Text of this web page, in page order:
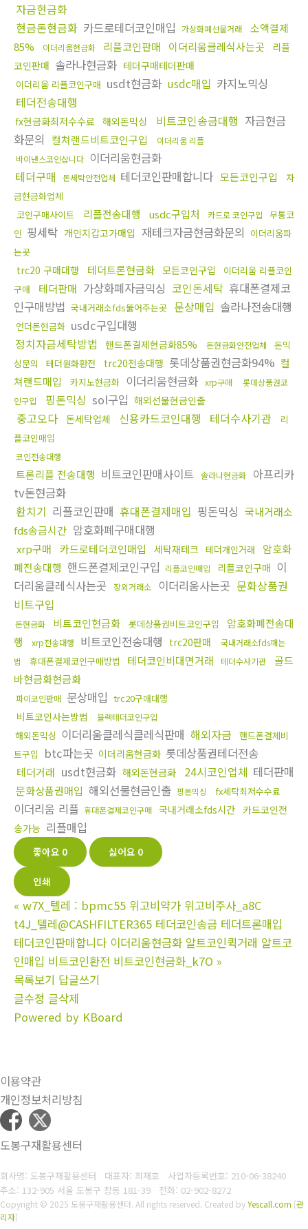
자금현금화
현금돈현금화 카드로테더코인매입 가상화폐선물거래
소액결제
85%
이더리움현금화 리플코인판매 이더리움클레식사는곳
리플
코인판매 솔라나현금화 테더구매테더판매
이더리움 리플코인구매 usdt현금화 usdc매입 카지노믹싱
테더전송대행
fx현금화최저수수료 해외돈믹싱 비트코인송금대행 자금현금
화문의
컬쳐랜드비트코인구입
이더리움 리플
바이낸스코인삽니다 이더리움현금화
테더구매
돈세탁안전업체 테더코인판매합니다 모든코인구입
자
금현금화업체
코인구매사이트
리플전송대행 usdc구입처 카드로 코인구입
무통코
인 핑세탁 개인지갑고가매입 재테크자금현금화문의 이더리움파
는곳
trc20 구매대행 테더트론현금화 모든코인구입
이더리움 리플코인
구매
테더판매 가상화폐자금믹싱 코인돈세탁 휴대폰결제코
인구매방법 국내거래소fds뚫어주는곳 문상매입 솔라나전송대행
언더돈현금화 usdc구입대행
정치자금세탁방법
핸드폰결제현금화85% 돈현금화안전업체
돈믹
싱문의
테더원화환전 trc20전송대행 롯데상품권현금화94% 컬
쳐랜드매입
카지노현금화 이더리움현금화 xrp구매
롯데상품권코
인구입
핑돈믹싱 sol구입 해외선물현금인출
중고오다 돈세탁업체 신용카드코인대행 테더수사기관
리
플코인매입
코인전송대행
트론리플 전송대행 비트코인판매사이트 솔라나현금화
아프리카
tv돈현금화
환치기 리플코인판매 휴대폰결제매입 핑돈믹싱 국내거래소
fds송금시간 암호화폐구매대행
xrp구매 카드로테더코인매입 세탁재테크 테더개인거래
암호화
폐전송대행 핸드폰결제코인구입 리플코인매입 리플코인구매 이
더리움클레식사는곳
장외거래소 이더리움사는곳 문화상품권
비트구입
돈현금화 비트코인현금화 롯데상품권비트코인구입
암호화폐전송대
행
xrp전송대행 비트코인전송대행 trc20판매
국내거래소fds깨는
법
휴대폰결제코인구매방법 테더코인비대면거래 테더수사기관
골드
바현금화현금화
파이코인판매 문상매입 trc20구매대행
비트코인사는방법 블랙테더코인구입
해외돈믹싱 이더리움클레식클레식판매 해외자금
핸드폰결제비
트구입
btc파는곳 이더리움현금화 롯데상품권테더전송
테더거래 usdt현금화 해외돈현금화 24시코인업체 테더판매
문화상품권매입 해외선물현금인출 핑돈믹싱 fx세탁최저수수료
이더리움 리플 휴대폰결제코인구매 국내거래소fds시간 카드코인전
송가능 리플매입
좋아요 0 싫어요 0
인쇄
« w7X_텔레 : bpmc55 위고비약가 위고비주사_a8C
t4J_텔레@CASHFILTER365 테더코인송금 테더트론매입
테더코인판매합니다 이더리움현금화 알트코인퀵거래 알트코
인매입 비트코인환전 비트코인현금화_k7O »
목록보기 답글쓰기
글수정 글삭제
Powered by KBoard
이용약관
개인정보처리방침
도봉구재활용센터
회사명: 도봉구재활용센터 대표자: 최재호 사업자등록번호: 210-06-38240
주소: 132-905 서울 도봉구 창동 181-39 전화: 02-902-8272
Copyright © 2025 도봉구재활용센터. All rights reserved. Created byYescall.com [관
리자]